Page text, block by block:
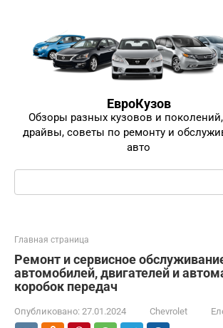
ЕвроКузов
Обзоры разных кузовов и поколений,
драйвы, советы по ремонту и
авто
Поиск:
Главная страница
Ремонт и сервисное
автомобилей, двигателей и
коробок передач
Опубликовано: 27.01.2024 Chevrolet